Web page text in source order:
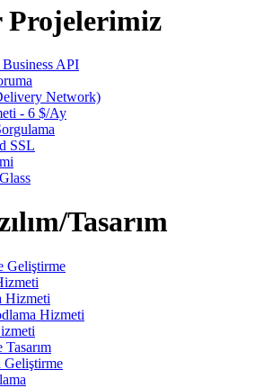
Projelerimiz
API
Network)
- 6 $/Ay
SSL
Tasarım
Geliştirme
Hizmeti
Hizmeti
Geliştirme